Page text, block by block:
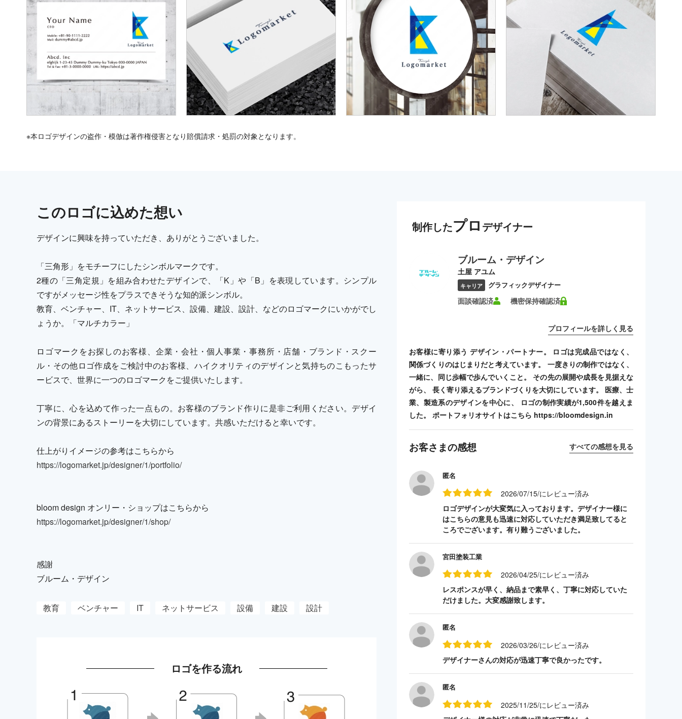
※本ロゴデザインの盗作・模倣は著作権侵害となり賠償請求・処罰の対象となります。
このロゴに込めた想い
デザインに興味を持っていただき、ありがとうございました。
「三角形」をモチーフにしたシンボルマークです。
2種の「三角定規」を組み合わせたデザインで、「K」や「B」を表現しています。シンプル
ですがメッセージ性をプラスできそうな知的派シンボル。
教育、ベンチャー、IT、ネットサービス、設備、建設、設計、などのロゴマークにいかがでし
ょうか。「マルチカラー」
ロゴマークをお探しのお客様、企業・会社・個人事業・事務所・店舗・ブランド・スクー
ル・その他ロゴ作成をご検討中のお客様、ハイクオリティのデザインと気持ちのこもったサ
ービスで、世界に一つのロゴマークをご提供いたします。
丁寧に、心を込めて作った一点もの。お客様のブランド作りに是非ご利用ください。デザイ
ンの背景にあるストーリーを大切にしています。共感いただけると幸いです。
仕上がりイメージの参考はこちらから
https://logomarket.jp/designer/1/portfolio/
bloom design オンリー・ショップはこちらから
https://logomarket.jp/designer/1/shop/
感謝
ブルーム・デザイン
教育 ベンチャー IT ネットサービス 設備 建設 設計
ロゴを作る流れ
制作したプロ デザイナー
ブルーム・デザイン
土屋 アユム
キャリア グラフィックデザイナー
面談確認済 機密保持確認済
プロフィールを詳しく見る
お客様に寄り添う デザイン・パートナー。 ロゴは完成品ではなく、
関係づくりのはじまりだと考えています。 一度きりの制作ではなく、
一緒に、同じ歩幅で歩んでいくこと。 その先の展開や成長を見据えな
がら、 長く寄り添えるブランドづくりを大切にしています。 医療、士
業、製造系のデザインを中心に、 ロゴの制作実績が1,500件を越えま
した。 ポートフォリオサイトはこちら https://bloomdesign.in
お客さまの感想 すべての感想を見る
匿名
2026/07/15/にレビュー済み
ロゴデザインが大変気に入っております。デザイナー様に
はこちらの意見も迅速に対応していただき満足致してると
ころでございます。有り難うございました。
宮田塗装工業
2026/04/25/にレビュー済み
レスポンスが早く、納品まで素早く、丁寧に対応していた
だけました。大変感謝致します。
匿名
2026/03/26/にレビュー済み
デザイナーさんの対応が迅速丁寧で良かったです。
匿名
2025/11/25/にレビュー済み